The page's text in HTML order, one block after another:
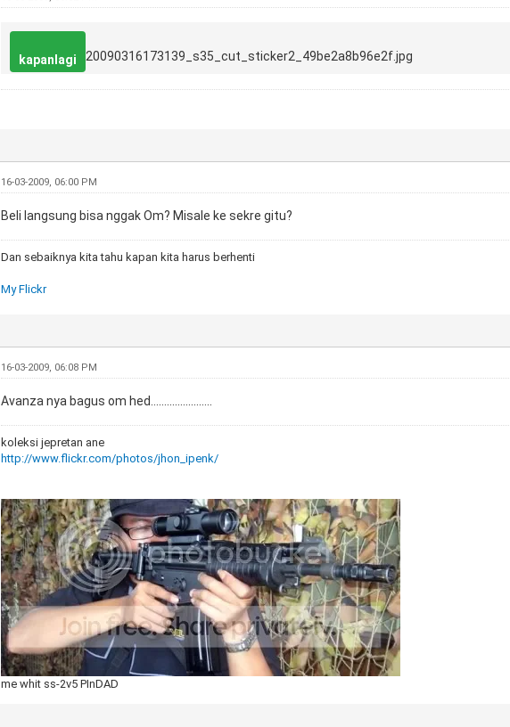
kapanlagi 20090316173139_s35_cut_sticker2_49be2a8b96e2f.jpg
16-03-2009, 06:00 PM
Beli langsung bisa nggak Om? Misale ke sekre gitu?
Dan sebaiknya kita tahu kapan kita harus berhenti
My Flickr
16-03-2009, 06:08 PM
Avanza nya bagus om hed.......................
koleksi jepretan ane
http://www.flickr.com/photos/jhon_ipenk/
me whit ss-2v5 PInDAD